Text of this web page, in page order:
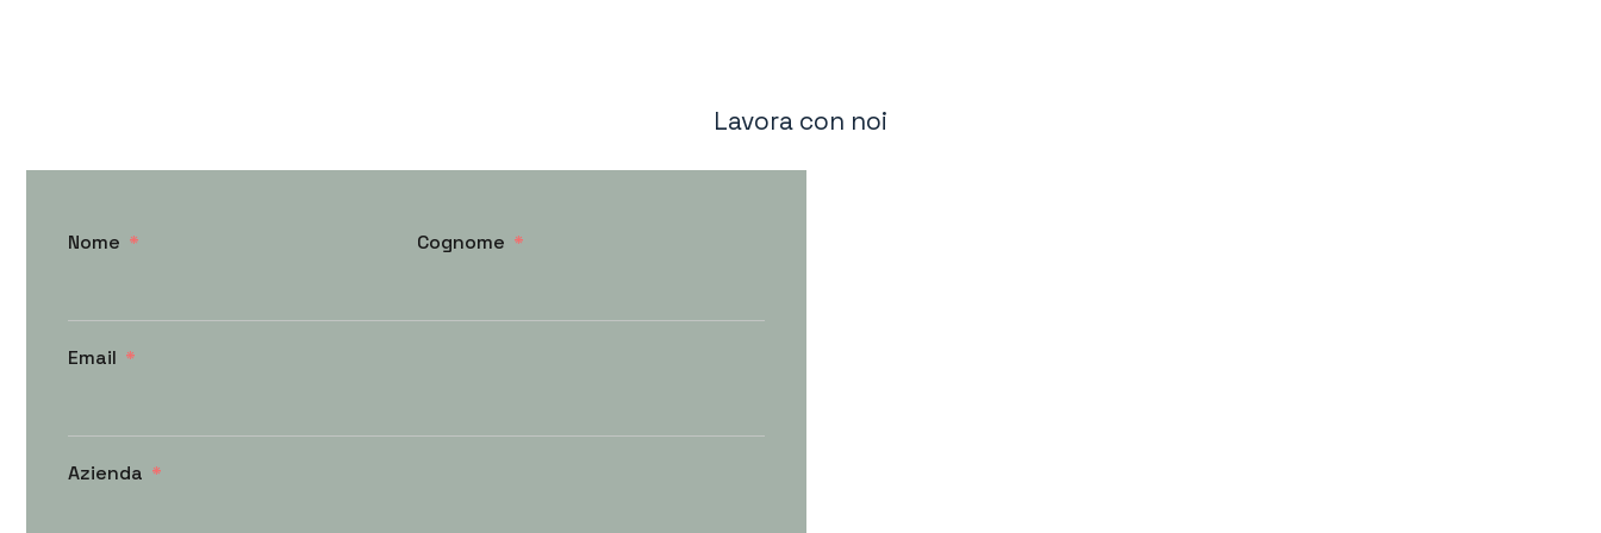
Lavora con noi
Nome Cognome
Email
Azienda